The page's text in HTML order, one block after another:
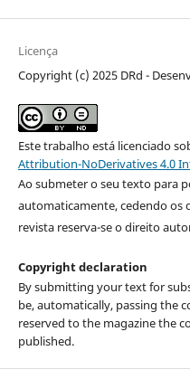
Licença
Copyright (c) 2025 DRd -
Este trabalho está licenciado
Attribution-NoDerivatives 4.0
Ao submeter o seu texto para
automaticamente, cedendo os
revista reserva-se o direito
Copyright declaration
By submitting your text for
be, automatically, passing the
reserved to the magazine the
published.